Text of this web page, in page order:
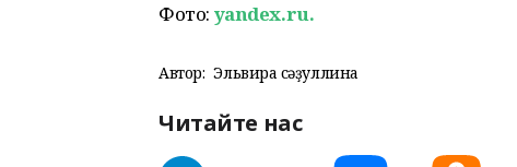
Фото: yandex.ru.
Автор: Эльвира Әсәҙуллина
Читайте нас